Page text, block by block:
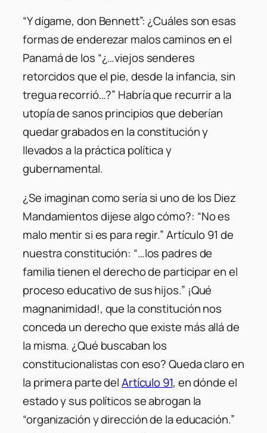
“Y dígame, don Bennett”: ¿Cuáles son esas
formas de enderezar malos caminos en el
Panamá de los “¿…viejos senderes
retorcidos que el pie, desde la infancia, sin
tregua recorrió…?” Habría que recurrir a la
utopía de sanos principios que deberían
quedar grabados en la constitución y
llevados a la práctica política y
gubernamental.
¿Se imaginan como sería si uno de los Diez
Mandamientos dijese algo cómo?: “No es
malo mentir si es para regir.”Artículo 91 de
nuestra constitución: “…los padres de
familia tienen el derecho de participar en el
proceso educativo de sus hijos.” ¡Qué
magnanimidad!, que la constitución nos
conceda un derecho que existe más allá de
la misma. ¿Qué buscaban los
constitucionalistas con eso? Queda claro en
la primera parte delArtículo 91, en dónde el
estado y sus políticos se abrogan la
“organización y dirección de la educación.”